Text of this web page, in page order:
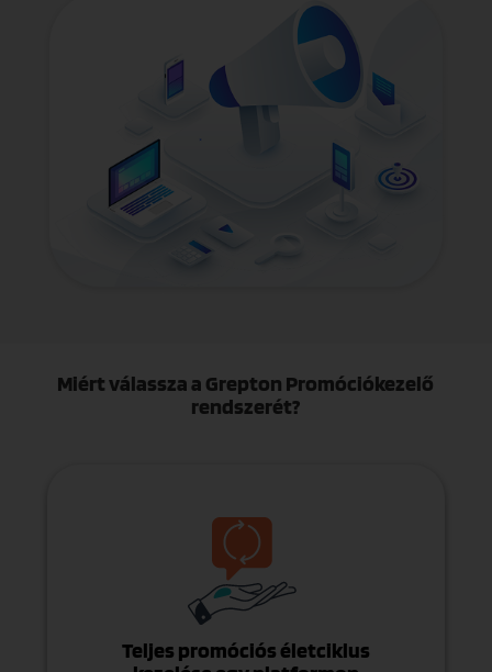
Miért válassza a Grepton Promóciókezelő
rendszerét?
Teljes promóciós életciklus